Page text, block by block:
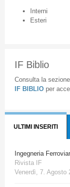
Interni
Esteri
IF Biblio
Consulta la sezione
IF BIBLIO per
ULTIMI INSERITI
Ingegneria
Rivista IF
Venerdì, 7. Agosto